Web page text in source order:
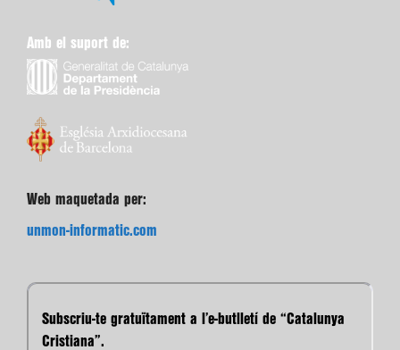
Amb el suport de:
Web maquetada per:
unmon-informatic.com
Subscriu-te gratuïtament a l’e-butlletí de “Catalunya
Cristiana”.